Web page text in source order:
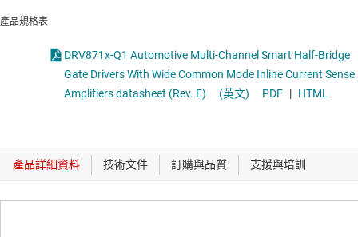
產品規格表
DRV871x-Q1 Automotive Multi-Channel Smart Half-Bridge
Gate Drivers With Wide Common Mode Inline Current Sense
Amplifiers datasheet (Rev. E)
(英文) PDF | HTML